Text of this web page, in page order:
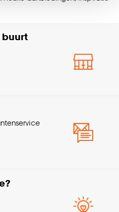
Je kunt er ook
aanpassen’ te
je deze keuze altijd nog
onze